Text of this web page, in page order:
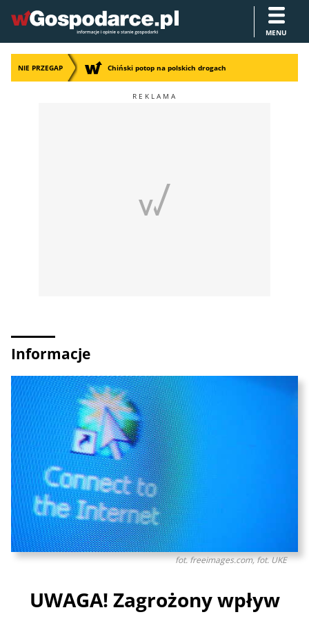
MENU
NIE PRZEGAP Chiński potop na polskich drogach
Informacje
fot. freeimages.com, fot. UKE
UWAGA! Zagrożony wpływ